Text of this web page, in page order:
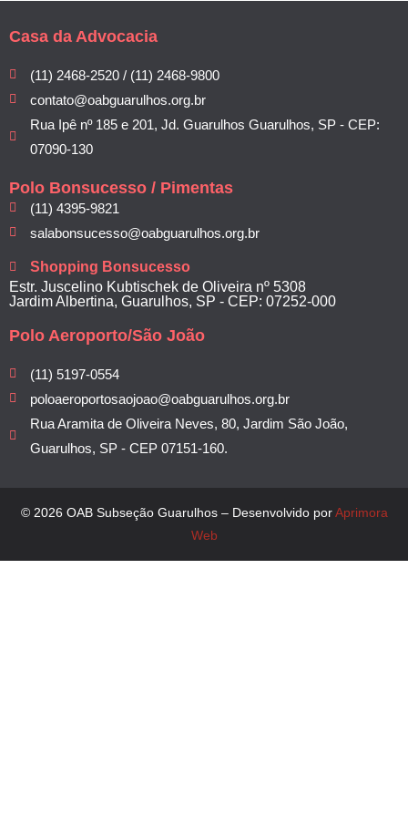
Casa da Advocacia
(11) 2468-2520 / (11) 2468-9800
contato@oabguarulhos.org.br
Rua Ipê nº 185 e 201, Jd. Guarulhos Guarulhos, SP - CEP:
07090-130
Polo Bonsucesso / Pimentas
(11) 4395-9821
salabonsucesso@oabguarulhos.org.br
Shopping Bonsucesso
Estr. Juscelino Kubtischek de Oliveira nº 5308
Jardim Albertina, Guarulhos, SP - CEP: 07252-000
Polo Aeroporto/São João
(11) 5197-0554
poloaeroportosaojoao@oabguarulhos.org.br
Rua Aramita de Oliveira Neves, 80, Jardim São João,
Guarulhos, SP - CEP 07151-160.
© 2026 OAB Subseção Guarulhos – Desenvolvido porAprimora
Web